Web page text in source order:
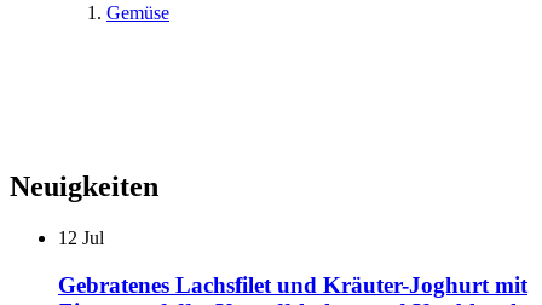
Gemüse
Neuigkeiten
12 Jul
Gebratenes Lachsfilet und Kräuter-Joghurt mit